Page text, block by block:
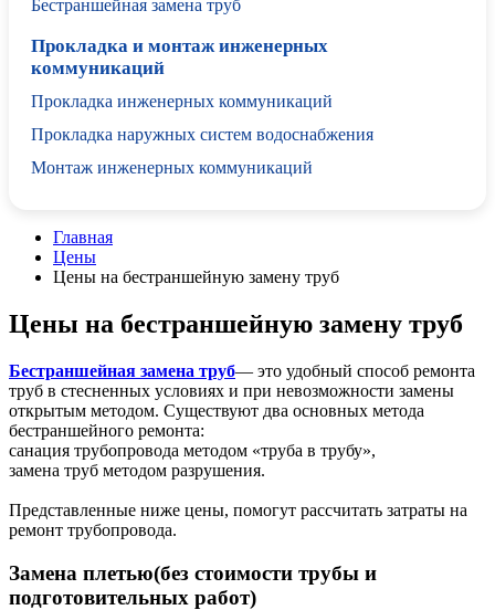
Бестраншейная замена труб
Прокладка и монтаж инженерных
коммуникаций
Прокладка инженерных коммуникаций
Прокладка наружных систем водоснабжения
Монтаж инженерных коммуникаций
Главная
Цены
Цены на бестраншейную замену труб
Цены на бестраншейную замену труб
Бестраншейная замена труб— это удобный способ ремонта
труб в стесненных условиях и при невозможности замены
открытым методом. Существуют два основных метода
бестраншейного ремонта:
санация трубопровода методом «труба в трубу»,
замена труб методом разрушения.
Представленные ниже цены, помогут рассчитать затраты на
ремонт трубопровода.
Замена плетью(без стоимости трубы и
подготовительных работ)